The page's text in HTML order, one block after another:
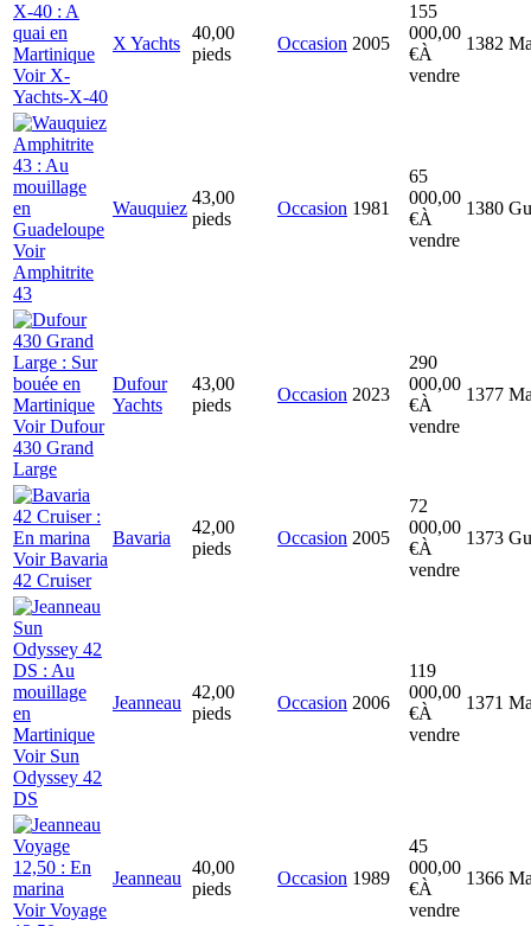
Voir X-
Yachts-X-40
X Yachts
40,00
pieds
Occasion 2005
155
000,00
€À
vendre
1382
Voir
Amphitrite
43
Wauquiez
43,00
pieds
Occasion 1981
65
000,00
€À
vendre
1380
Voir Dufour
430 Grand
Large
Dufour
Yachts
43,00
pieds
Occasion 2023
290
000,00
€À
vendre
1377
Voir Bavaria
42 Cruiser
Bavaria
42,00
pieds
Occasion 2005
72
000,00
€À
vendre
1373
Voir Sun
Odyssey 42
DS
Jeanneau
42,00
pieds
Occasion 2006
119
000,00
€À
vendre
1371
Voir Voyage
Jeanneau
40,00
pieds
Occasion 1989
45
000,00
€À
vendre
1366